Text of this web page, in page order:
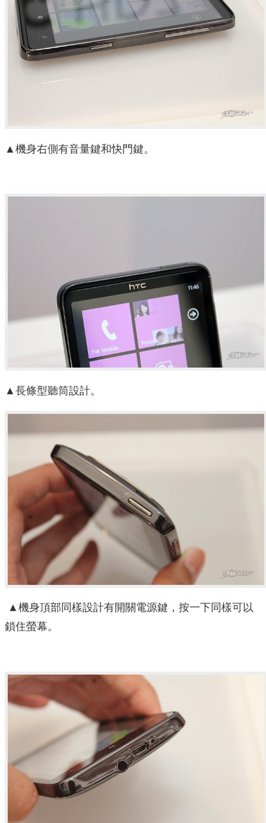
▲機身右側有音量鍵和快門鍵。
▲長條型聽筒設計。
▲機身頂部同樣設計有開關電源鍵，按一下同樣可以
鎖住螢幕。